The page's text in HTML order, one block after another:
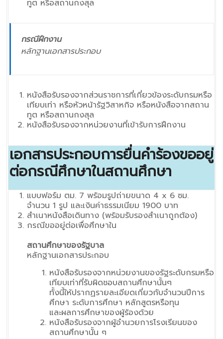
ทูต หรือสถานกงสุล
กรณีฝึกงาน
หลักฐานเอกสารประกอบ
หนังสือรับรองจากส่วนราชการที่เกี่ยวข้องระดับกรมหรือ
เทียบเท่า หรือหัวหน้ารัฐวิสาหกิจ หรือหนังสือจากสถาน
ทูต หรือสถานกงสุล
หนังสือรับรองจากหน่วยงานที่เข้ารับการฝึกงาน
เอกสารประกอบการยื่นคำร้องขออยู่
ต่อกรณีศึกษาในสถานศึกษา
แบบฟอร์ม ตม. 7 พร้อมรูปถ่ายขนาด 4 x 6 ซม.
จำนวน 1 รูป และเงินค่าธรรมเนียม 1900 บาท
สำเนาหนังสือเดินทาง (พร้อมรับรองสำเนาถูกต้อง)
กรณีขออยู่ต่อเพื่อศึกษาใน
สถานศึกษาของรัฐบาล
หลักฐานเอกสารประกอบ
หนังสือรับรองจากหน่วยงานของรัฐระดับกรมหรือ
เทียบเท่าที่รับผิดชอบสถานศึกษานั้นๆ
ทั้งนี้ให้ปรากฏรายละเอียดเกี่ยวกับจำนวนปีการ
ศึกษา ระดับการศึกษา หลักสูตรหรือทุน
และผลการศึกษาของผู้ร้องด้วย
หนังสือรับรองจากผู้อำนวยการโรงเรียนของ
สถานศึกษานั้น ๆ